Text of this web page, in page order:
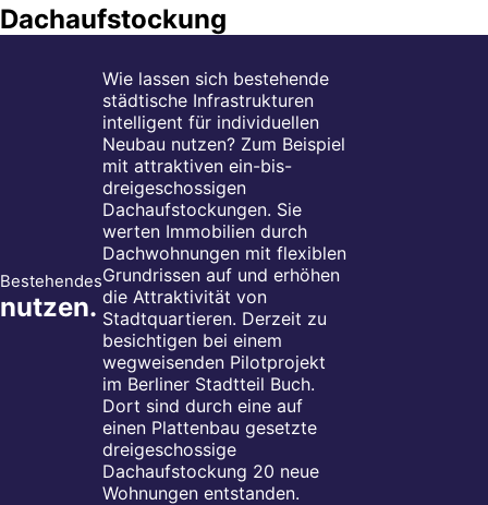
Dachaufstockung
Bestehendes
nutzen.
Wie lassen sich bestehende
städtische Infrastrukturen
intelligent für individuellen
Neubau nutzen? Zum Beispiel
mit attraktiven ein-bis-
dreigeschossigen
Dachaufstockungen. Sie
werten Immobilien durch
Dachwohnungen mit flexiblen
Grundrissen auf und erhöhen
die Attraktivität von
Stadtquartieren. Derzeit zu
besichtigen bei einem
wegweisenden Pilotprojekt
im Berliner Stadtteil Buch.
Dort sind durch eine auf
einen Plattenbau gesetzte
dreigeschossige
Dachaufstockung 20 neue
Wohnungen entstanden.